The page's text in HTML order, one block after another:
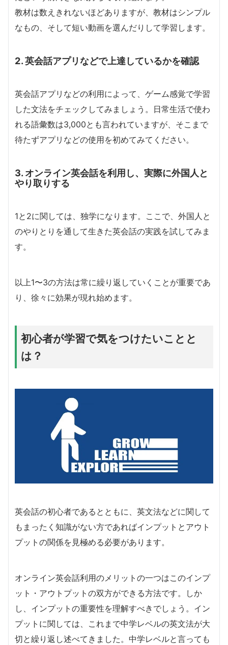
教材は数えきれないほどありますが、教材はシンプル
なもの、そして短い動画を選んだりして学習します。
2. 英会話アプリなどで上達しているかを確認
英会話アプリなどの利用によって、ゲーム感覚で学習
した文法をチェックしてみましょう。日常生活で使わ
れる語彙数は3,000とも言われていますが、そこまで
待たずアプリなどの使用を初めてみてください。
3. オンライン英会話を利用し、実際に外国人と
やり取りする
1と2に関しては、独学になります。ここで、外国人と
のやりとりを通して生きた英会話の実践を試してみま
す。
以上1〜3の方法は常に繰り返していくことが重要であ
り、徐々に効果が現れ始めます。
初心者が学習で気をつけたいことと
は？
英会話の初心者であるとともに、英文法などに関して
もまったく知識がない方であればインプットとアウト
プットの関係を見極める必要があります。
オンライン英会話利用のメリットの一つはこのインプ
ット・アウトプットの双方ができる方法です。しか
し、インプットの重要性を理解すべきでしょう。イン
プットに関しては、これまで中学レベルの英文法が大
切と繰り返し述べてきました。中学レベルと言っても